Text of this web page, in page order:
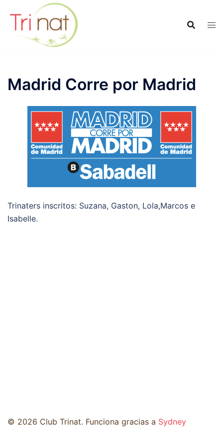
contenido
Madrid Corre por Madrid
Trinaters inscritos: Suzana, Gaston, Lola,Marcos e
Isabelle.
© 2026 Club Trinat. Funciona gracias a Sydney